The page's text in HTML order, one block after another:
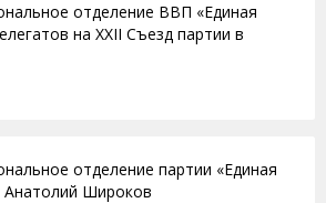
отделение ВВП «Единая
на XXII Съезд партии в
отделение партии «Единая
Анатолий Широков